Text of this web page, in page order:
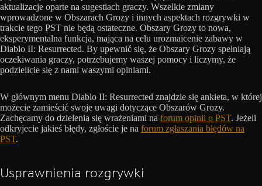
aktualizacje oparte na sugestiach graczy. Wszelkie zmiany
wprowadzone w Obszarach Grozy i innych aspektach rozgrywki w
trakcie tego PST nie będą ostateczne. Obszary Grozy to nowa,
eksperymentalna funkcja, mająca na celu urozmaicenie zabawy w
Diablo II: Resurrected. By upewnić się, że Obszary Grozy spełniają
oczekiwania graczy, potrzebujemy waszej pomocy i liczymy, że
podzielicie się z nami waszymi opiniami.
W głównym menu Diablo II: Resurrected znajdzie się ankieta, w której
możecie zamieścić swoje uwagi dotyczące Obszarów Grozy.
Zachęcamy do dzielenia się wrażeniami na forum opinii o PST. Jeżeli
odkryjecie jakieś błędy, zgłoście je na forum zgłaszania błędów na
PST.
Usprawnienia rozgrywki